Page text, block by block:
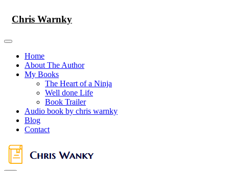
content
Chris Warnky
Home
About The Author
My Books
The Heart of a Ninja
Well done Life
Book Trailer
Audio book by chris warnky
Blog
Contact